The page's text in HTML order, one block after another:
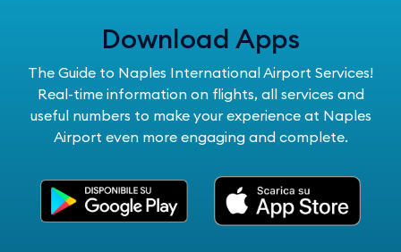
Download Apps
The Guide to Naples International Airport Services!
Real-time information on flights, all services and
useful numbers to make your experience at Naples
Airport even more engaging and complete.